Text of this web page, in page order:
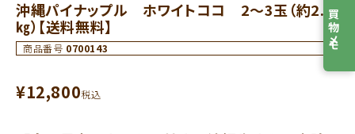
沖縄パイナップル ホワイトココ 2～3玉（約2.5
㎏）【送料無料】
商品番号 0700143
¥12,800税込
お買物メモ